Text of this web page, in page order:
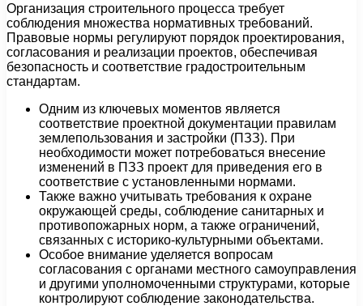
Организация строительного процесса требует
соблюдения множества нормативных требований.
Правовые нормы регулируют порядок проектирования,
согласования и реализации проектов, обеспечивая
безопасность и соответствие градостроительным
стандартам.
Одним из ключевых моментов является
соответствие проектной документации правилам
землепользования и застройки (ПЗЗ). При
необходимости может потребоваться внесение
изменений в ПЗЗ проект для приведения его в
соответствие с установленными нормами.
Также важно учитывать требования к охране
окружающей среды, соблюдение санитарных и
противопожарных норм, а также ограничений,
связанных с историко-культурными объектами.
Особое внимание уделяется вопросам
согласования с органами местного самоуправления
и другими уполномоченными структурами, которые
контролируют соблюдение законодательства.